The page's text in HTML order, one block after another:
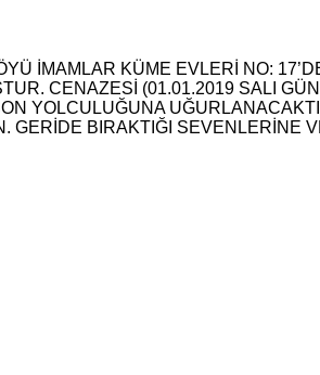
İMAMLAR KÜME EVLERİ NO:
CENAZESİ (01.01.2019 SALI
YOLCULUĞUNA
BIRAKTIĞI SEVENLERİNE